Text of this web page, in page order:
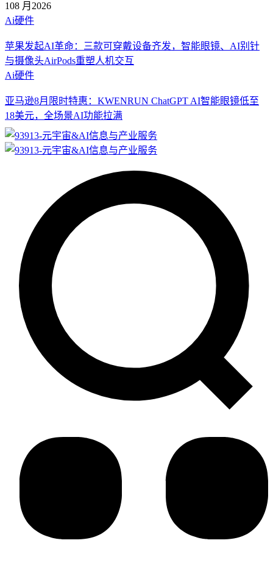
108 月 2026
Ai硬件
苹果发起AI革命：三款可穿戴设备齐发，智能眼镜、AI别针
与摄像头AirPods重塑人机交互
Ai硬件
亚马逊8月限时特惠：KWENRUN ChatGPT AI智能眼镜低至
18美元，全场景AI功能拉满